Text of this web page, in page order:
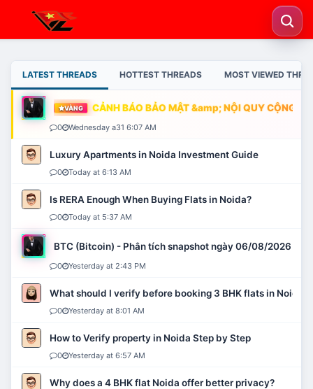
LATEST THREADS HOTTEST THREADS MOST VIEWED
VÀNG CẢNH BÁO BẢO MẬT &amp; NỘI QUY CỘNG
0 Wednesday a31 6:07 AM
Luxury Apartments in Noida Investment Guide
0 Today at 6:13 AM
Is RERA Enough When Buying Flats in Noida?
0 Today at 5:37 AM
BTC (Bitcoin) - Phân tích snapshot ngày 06/08/2026
0 Yesterday at 2:43 PM
What should I verify before booking 3 BHK flats in Noida?
0 Yesterday at 8:01 AM
How to Verify property in Noida Step by Step
0 Yesterday at 6:57 AM
Why does a 4 BHK flat Noida offer better privacy?